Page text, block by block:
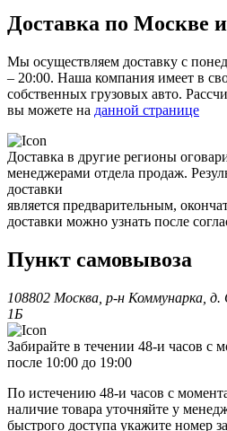
Доставка по Москве
Мы осуществляем доставку с
– 20:00. Наша компания имеет в
собственных грузовых авто.
вы можете на данной странице
Доставка в другие регионы
менеджерами отдела продаж.
доставки
является предварительным,
доставки можно узнать после
Пункт самовывоза
108802 Москва, р-н Коммунарка, д.
1Б
Забирайте в течении 48-и часов с
после 10:00 до 19:00
По истечению 48-и часов с
наличие товара уточняйте у
быстрого доступа укажите номер